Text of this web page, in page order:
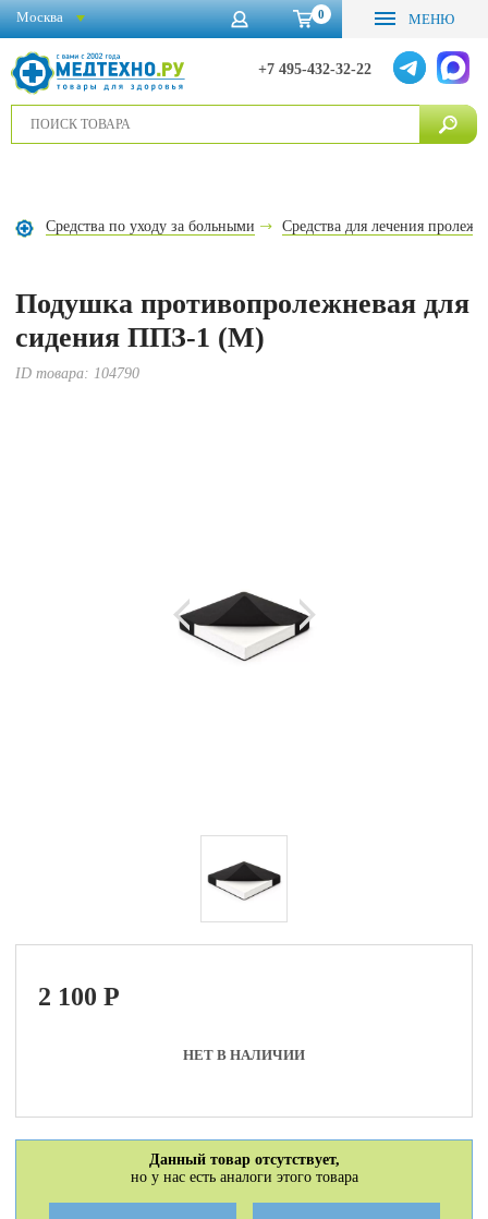
0 МЕНЮ
+7 495-432-32-22
Москва
Средства по уходу за больными Средства для лечения
Подушка противопролежневая для
сидения ППЗ-1 (М)
ID товара: 104790
2 100P
НЕТ В НАЛИЧИИ
Данный товар отсутствует,
но у нас есть аналоги этого товара